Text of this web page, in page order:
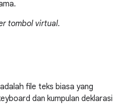
tombol virtual.
file teks biasa yang
dan kumpulan deklarasi